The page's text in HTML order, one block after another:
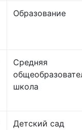
Образование
Средняя
школа
Детский сад